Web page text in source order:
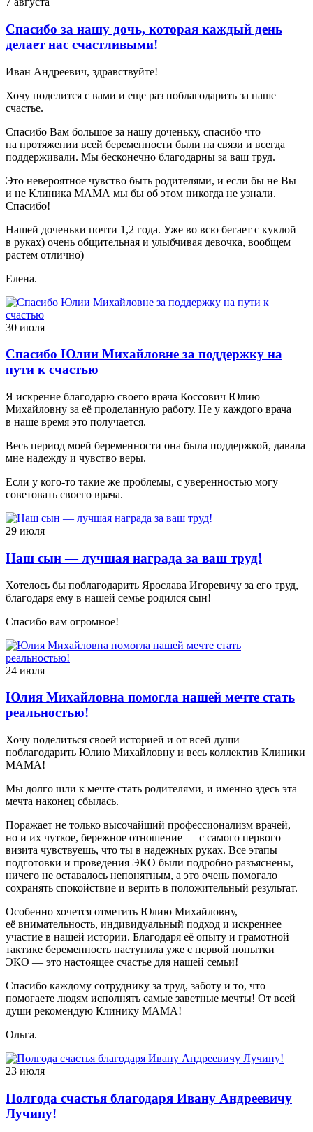
Спасибо за нашу дочь, которая каждый день
делает нас счастливыми!
Иван Андреевич, здравствуйте!
Хочу поделится с вами и еще раз поблагодарить за наше
счастье.
Спасибо Вам большое за нашу доченьку, спасибо что
на протяжении всей беременности были на связи и всегда
поддерживали. Мы бесконечно благодарны за ваш труд.
Это невероятное чувство быть родителями, и если бы не Вы
и не Клиника МАМА мы бы об этом никогда не узнали.
Спасибо!
Нашей доченьки почти 1,2 года. Уже во всю бегает с куклой
в руках) очень общительная и улыбчивая девочка, вообщем
растем отлично)
Елена.
30 июля
Спасибо Юлии Михайловне за поддержку на
пути к счастью
Я искренне благодарю своего врача Коссович Юлию
Михайловну за её проделанную работу. Не у каждого врача
в наше время это получается.
Весь период моей беременности она была поддержкой, давала
мне надежду и чувство веры.
Если у кого-то такие же проблемы, с уверенностью могу
советовать своего врача.
29 июля
Наш сын — лучшая награда за ваш труд!
Хотелось бы поблагодарить Ярослава Игоревичу за его труд,
благодаря ему в нашей семье родился сын!
Спасибо вам огромное!
24 июля
Юлия Михайловна помогла нашей мечте стать
реальностью!
Хочу поделиться своей историей и от всей души
поблагодарить Юлию Михайловну и весь коллектив Клиники
МАМА!
Мы долго шли к мечте стать родителями, и именно здесь эта
мечта наконец сбылась.
Поражает не только высочайший профессионализм врачей,
но и их чуткое, бережное отношение — с самого первого
визита чувствуешь, что ты в надежных руках. Все этапы
подготовки и проведения ЭКО были подробно разъяснены,
ничего не оставалось непонятным, а это очень помогало
сохранять спокойствие и верить в положительный результат.
Особенно хочется отметить Юлию Михайловну,
её внимательность, индивидуальный подход и искреннее
участие в нашей истории. Благодаря её опыту и грамотной
тактике беременность наступила уже с первой попытки
ЭКО — это настоящее счастье для нашей семьи!
Спасибо каждому сотруднику за труд, заботу и то, что
помогаете людям исполнять самые заветные мечты! От всей
души рекомендую Клинику МАМА!
Ольга.
23 июля
Полгода счастья благодаря Ивану Андреевичу
Лучину!